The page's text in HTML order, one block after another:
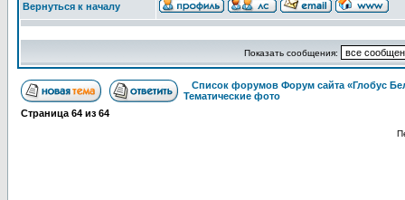
Вернуться к началу
Показать сообщения:
Список форумов Форум сайта «Глобус
Тематические фото
Страница 64 из 64